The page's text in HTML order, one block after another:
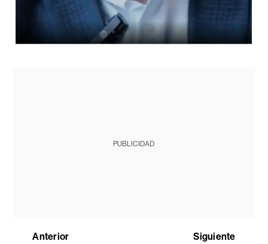
PUBLICIDAD
Anterior Siguiente